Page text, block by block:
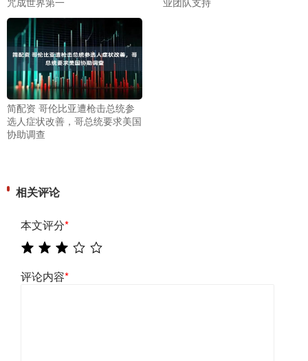
简配资 哥伦比亚遭枪击总统参
选人症状改善，哥总统要求美国
协助调查
相关评论
本文评分*
评论内容*